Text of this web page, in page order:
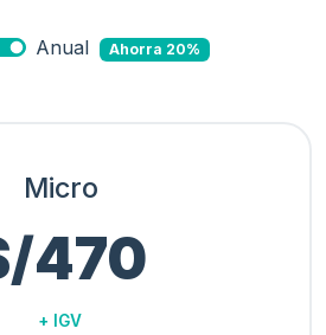
Anual Ahorra 20%
Micro
470
+ IGV